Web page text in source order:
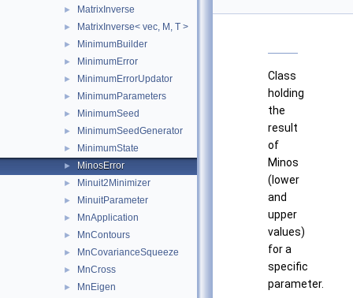
► MatrixInverse
► MatrixInverse< vec, M, T >
► MinimumBuilder
► MinimumError
► MinimumErrorUpdator
► MinimumParameters
► MinimumSeed
► MinimumSeedGenerator
► MinimumState
► MinosError
► Minuit2Minimizer
► MinuitParameter
► MnApplication
► MnContours
► MnCovarianceSqueeze
► MnCross
► MnEigen
Class
holding
the
result
of
Minos
(lower
and
upper
values)
for a
specific
parameter.